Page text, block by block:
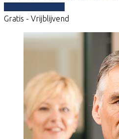
Gratis - Vrijblijvend